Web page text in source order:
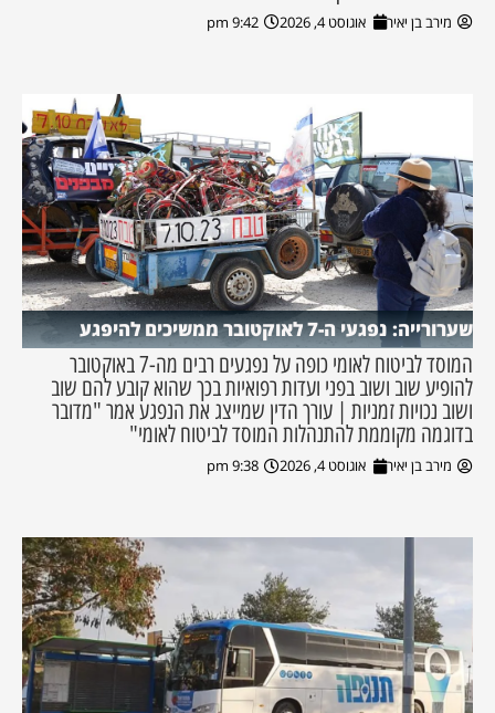
מירב בן יאיר אוגוסט 4, 2026 9:42 pm
שערורייה: נפגעי ה-7 לאוקטובר ממשיכים להיפגע
המוסד לביטוח לאומי כופה על נפגעים רבים מה-7 באוקטובר
להופיע שוב ושוב בפני ועדות רפואיות בכך שהוא קובע להם שוב
ושוב נכויות זמניות | עורך הדין שמייצג את הנפגע אמר "מדובר
בדוגמה מקוממת להתנהלות המוסד לביטוח לאומי"
מירב בן יאיר אוגוסט 4, 2026 9:38 pm